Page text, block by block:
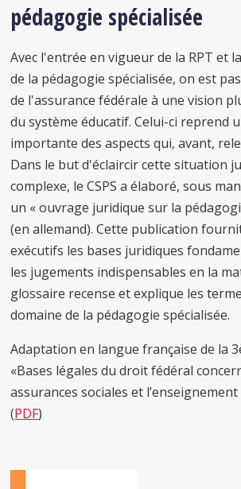
pédagogie spécialisée
Avec l'entrée en vigueur de la RPT et
de la pédagogie spécialisée, on est
de l'assurance fédérale à une vision
du système éducatif. Celui-ci reprend
importante des aspects qui, avant,
Dans le but d'éclaircir cette situation
complexe, le CSPS a élaboré, sous
un « ouvrage juridique sur la
(en allemand). Cette publication
exécutifs les bases juridiques
les jugements indispensables en la
glossaire recense et explique les
domaine de la pédagogie spécialisée.
Adaptation en langue française de la
«Bases légales du droit fédéral
assurances sociales et
(PDF)